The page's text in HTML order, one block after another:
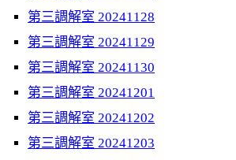
第三調解室 20241128
第三調解室 20241129
第三調解室 20241130
第三調解室 20241201
第三調解室 20241202
第三調解室 20241203